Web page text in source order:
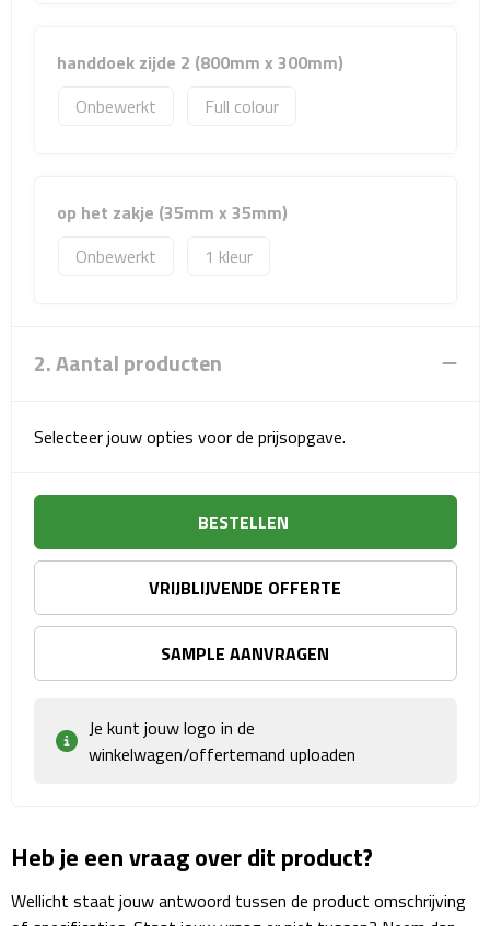
Sport- & Recreatietassen
Sporttassen
Fietstassen
Lunchtassen
Heuptassen
Matrozentassen
Koffersloten
Bagageriemen
handdoek zijde 2 (800mm x 300mm)
Onbewerkt
Full colour
op het zakje (35mm x 35mm)
Onbewerkt
1
2. Aantal producten
Selecteer jouw opties voor de prijsopgave.
BESTELLEN
VRIJBLIJVENDE OFFERTE
SAMPLE AANVRAGEN
Je kunt jouw logo in de
winkelwagen/offertemand uploaden
Heb je een vraag over dit product?
Wellicht staat jouw antwoord tussen de product omschrijving